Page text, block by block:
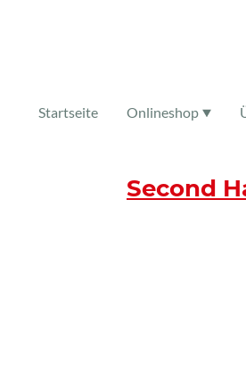
Startseite Onlineshop
Second